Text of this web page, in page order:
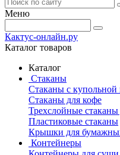
Меню
Кактус-онлайн.ру
Каталог товаров
Каталог
Стаканы
Стаканы с
Стаканы для кофе
Трехслойные стаканы
Пластиковые стаканы
Крышки для
Контейнеры